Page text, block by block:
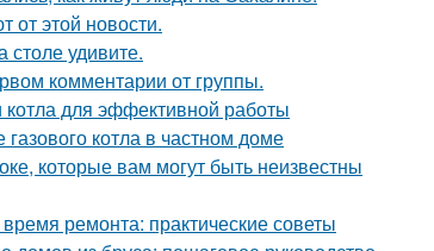
от этой новости.
удивите.
комментарии от группы.
котла для эффективной работы
котла в частном доме
которые вам могут быть неизвестны
ремонта: практические советы